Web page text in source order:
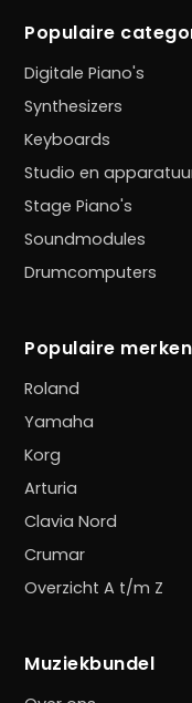
Populaire
Digitale Piano's
Synthesizers
Keyboards
Studio en
Stage Piano's
Soundmodules
Drumcomputers
Populaire merken
Roland
Yamaha
Korg
Arturia
Clavia Nord
Crumar
Overzicht A t/m Z
Muziekbundel